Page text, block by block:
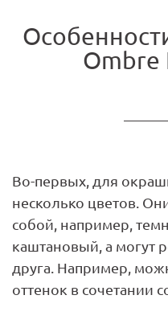
Ombre
Во-первых, для
несколько цветов.
собой, например,
каштановый, а могут
друга. Например,
оттенок в сочетании